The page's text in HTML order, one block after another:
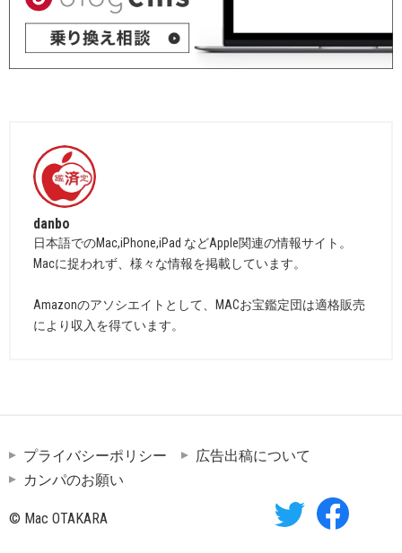
danbo
日本語でのMac,iPhone,iPad などApple関連の情報サイト。
Macに捉われず、様々な情報を掲載しています。
Amazonのアソシエイトとして、MACお宝鑑定団は適格販売
により収入を得ています。
プライバシーポリシー
広告出稿について
カンパのお願い
© Mac OTAKARA